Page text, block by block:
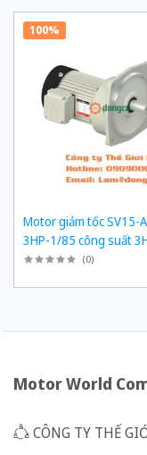
100%
Motor giảm tốc SV15-
3HP-1/85 công suất
(2200W) 2,2kW 1/85
(0)
Motor World
CÔNG TY THẾ